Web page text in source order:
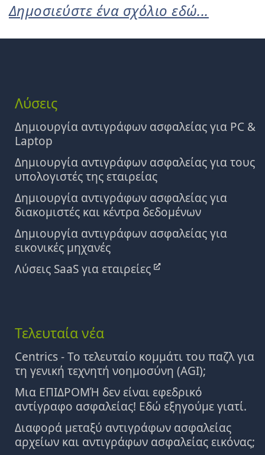
Δημοσιεύστε ένα σχόλιο εδώ...
Λύσεις
Δημιουργία αντιγράφων ασφαλείας για PC &
Laptop
Δημιουργία αντιγράφων ασφαλείας για τους
υπολογιστές της εταιρείας
Δημιουργία αντιγράφων ασφαλείας για
διακομιστές και κέντρα δεδομένων
Δημιουργία αντιγράφων ασφαλείας για
εικονικές μηχανές
Λύσεις SaaS για εταιρείες
Τελευταία νέα
Centrics - Το τελευταίο κομμάτι του παζλ για
τη γενική τεχνητή νοημοσύνη (AGI);
Μια ΕΠΙΔΡΟΜΉ δεν είναι εφεδρικό
αντίγραφο ασφαλείας! Εδώ εξηγούμε γιατί.
Διαφορά μεταξύ αντιγράφων ασφαλείας
αρχείων και αντιγράφων ασφαλείας εικόνας;